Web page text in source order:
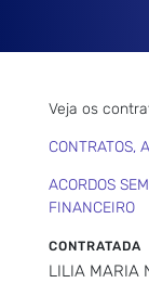
Veja os
CONTRATOS,
ACORDOS
FINANCEIRO
CONTRATADA
LILIA MARIA